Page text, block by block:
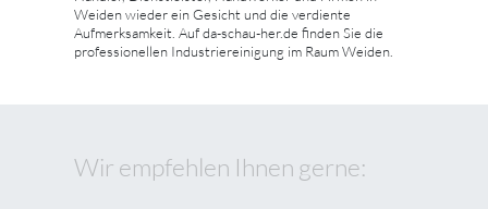
Weiden wieder ein Gesicht und die verdiente
Aufmerksamkeit. Auf da-schau-her.de finden Sie die
professionellen Industriereinigung im Raum Weiden.
Wir empfehlen Ihnen gerne: